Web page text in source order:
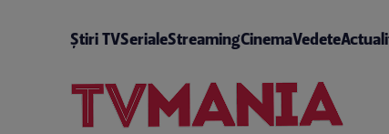
Știri TVSerialeStreamingCinemaVedete